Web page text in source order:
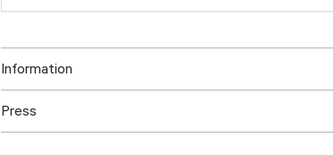
Information
ISBN: 9789523331419
Press